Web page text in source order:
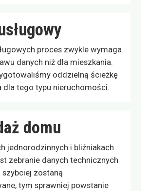
proces zwykle wymaga
danych niż dla mieszkania.
oddzielną ścieżkę
dla tego typu nieruchomości.
domu
jednorodzinnych i bliźniakach
zebranie danych technicznych
szybciej zostaną
tym sprawniej powstanie